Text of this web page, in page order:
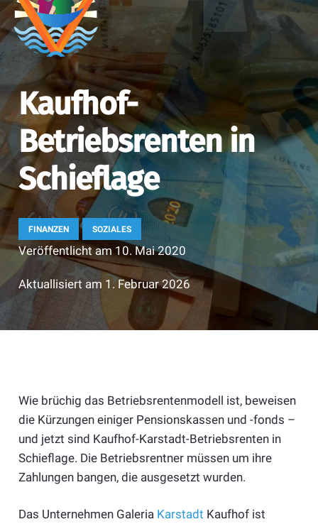
Kaufhof-
Betriebsrenten in
Schieflage
FINANZEN SOZIALES
Veröffentlicht am 10. Mai 2020
Aktuallisiert am 1. Februar 2026
Wie brüchig das Betriebsrentenmodell ist, beweisen
die Kürzungen einiger Pensionskassen und -fonds –
und jetzt sind Kaufhof-Karstadt-Betriebsrenten in
Schieflage. Die Betriebsrentner müssen um ihre
Zahlungen bangen, die ausgesetzt wurden.
Das Unternehmen Galeria Karstadt Kaufhof ist